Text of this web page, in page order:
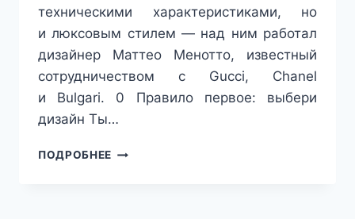
техническими характеристиками, но
и люксовым стилем — над ним работал
дизайнер Маттео Менотто, известный
сотрудничеством с Gucci, Chanel
и Bulgari. 0 Правило первое: выбери
дизайн Ты…
ПОДРОБНЕЕ ВАЖНОЕ